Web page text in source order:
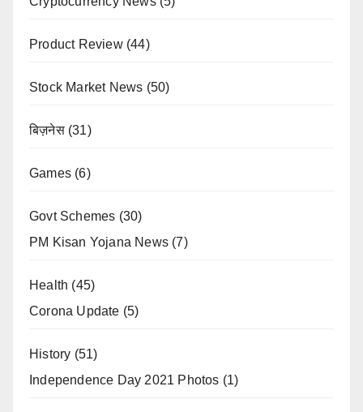
Product Review(44)
Stock Market News (50)
बिज़नेस(31)
Games (6)
Govt Schemes (30)
PM Kisan Yojana News (7)
Health (45)
Corona Update (5)
History (51)
Independence Day 2021 Photos (1)